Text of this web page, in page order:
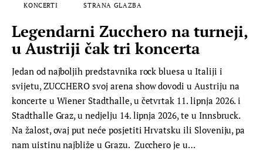
KONCERTI STRANA GLAZBA
Legendarni Zucchero na turneji,
u Austriji čak tri koncerta
Jedan od najboljih predstavnika rock bluesa u Italiji i
svijetu, ZUCCHERO svoj arena show dovodi u Austriju na
koncerte u Wiener Stadthalle, u četvrtak 11. lipnja 2026. i
Stadthalle Graz, u nedjelju 14. lipnja 2026, te u Innsbruck.
Na žalost, ovaj put neće posjetiti Hrvatsku ili Sloveniju, pa
nam uistinu najbliže u Grazu. Zucchero je u…